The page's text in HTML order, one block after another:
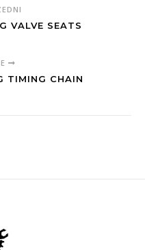
VALVE SEATS
TIMING CHAIN